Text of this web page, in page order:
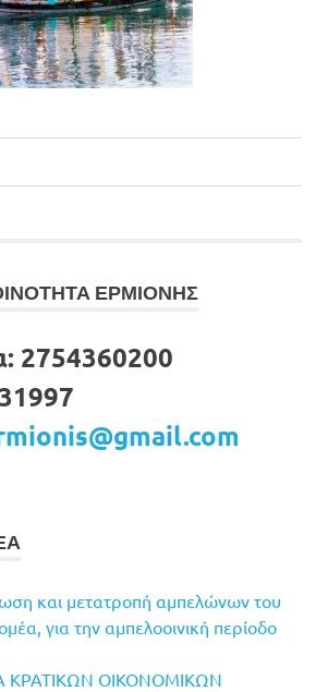
ΕΡΜΙΟΝΗΣ
2754360200
και μετατροπή αμπελώνων του
για την αμπελοοινική περίοδο
ΟΙΚΟΝΟΜΙΚΩΝ